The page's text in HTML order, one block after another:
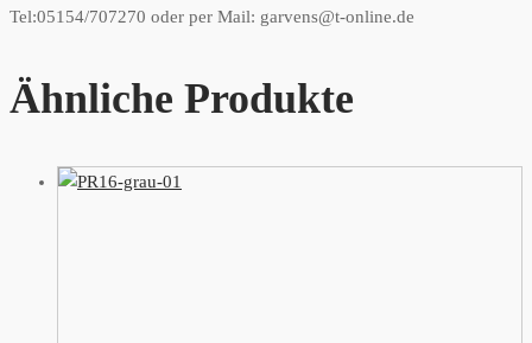
Tel:05154/707270 oder per Mail: garvens@t-online.de
Ähnliche Produkte